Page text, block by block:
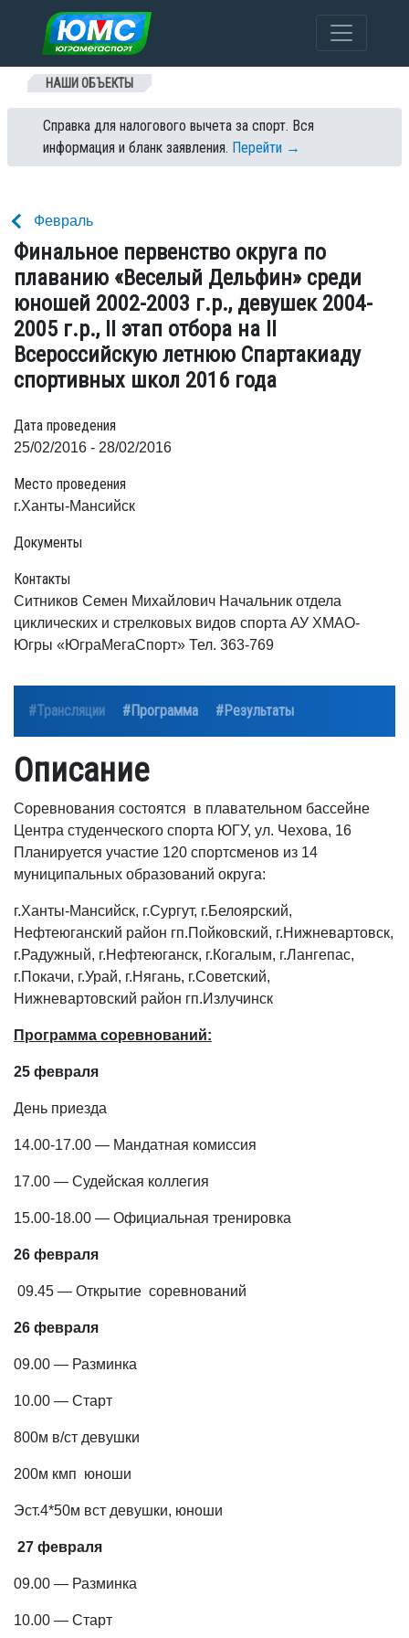
Перейти к содержанию
НАШИ ОБЪЕКТЫ
Справка для налогового вычета за спорт. Вся
информация и бланк заявления. Перейти →
Февраль
Финальное первенство округа по
плаванию «Веселый Дельфин» среди
юношей 2002-2003 г.р., девушек 2004-
2005 г.р., II этап отбора на II
Всероссийскую летнюю Спартакиаду
спортивных школ 2016 года
Дата проведения
25/02/2016 - 28/02/2016
Место проведения
г.Ханты-Мансийск
Документы
Контакты
Ситников Семен Михайлович Начальник отдела
циклических и стрелковых видов спорта АУ ХМАО-
Югры «ЮграМегаСпорт» Тел. 363-769
#Трансляции #Программа #Результаты
Описание
Соревнования состоятся в плавательном бассейне
Центра студенческого спорта ЮГУ, ул. Чехова, 16
Планируется участие 120 спортсменов из 14
муниципальных образований округа:
г.Ханты-Мансийск, г.Сургут, г.Белоярский,
Нефтеюганский район гп.Пойковский, г.Нижневартовск,
г.Радужный, г.Нефтеюганск, г.Когалым, г.Лангепас,
г.Покачи, г.Урай, г.Нягань, г.Советский,
Нижневартовский район гп.Излучинск
Программа соревнований:
25 февраля
День приезда
14.00-17.00 — Мандатная комиссия
17.00 — Судейская коллегия
15.00-18.00 — Официальная тренировка
26 февраля
09.45 — Открытие соревнований
26 февраля
09.00 — Разминка
10.00 — Старт
800м в/ст девушки
200м кмп юноши
Эст.4*50м вст девушки, юноши
27 февраля
09.00 — Разминка
10.00 — Старт